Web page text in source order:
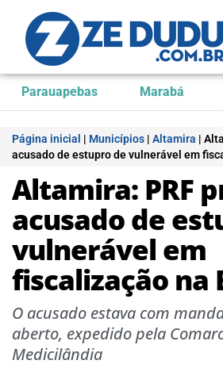
Parauapebas Marabá
Página inicial | Municípios | Altamira |
acusado de estupro de vulnerável em
Altamira: PRF
acusado de
vulnerável em
fiscalização na
O acusado estava com
aberto, expedido pela
Medicilândia